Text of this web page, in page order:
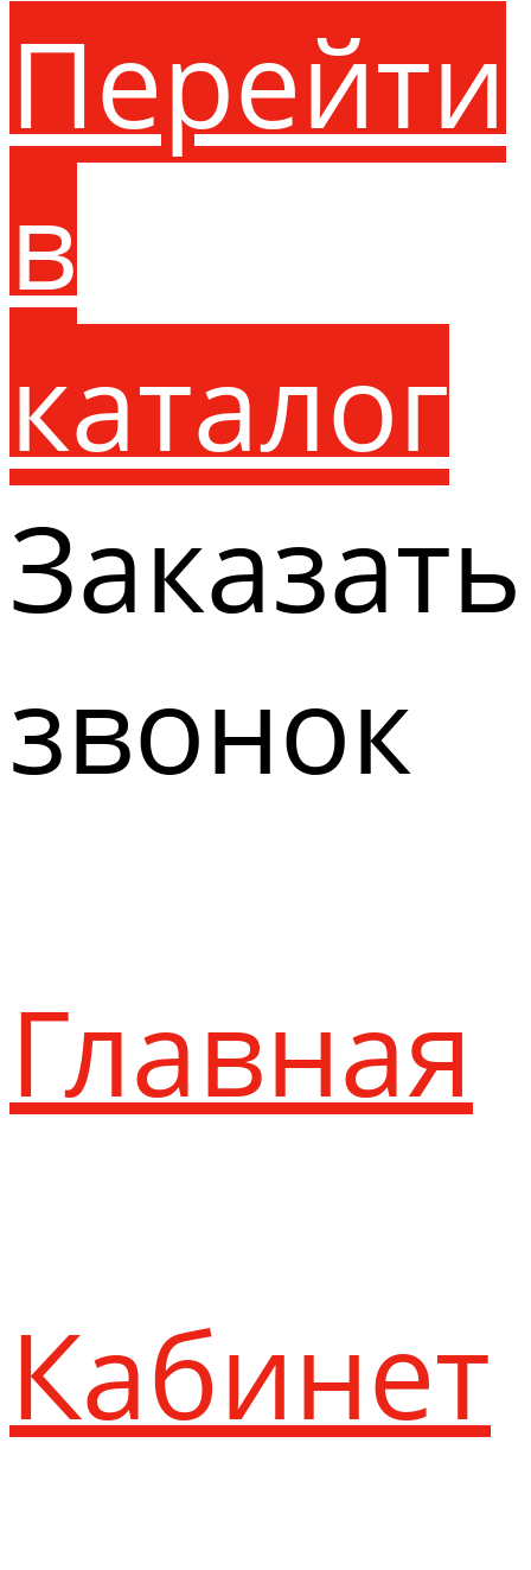
Перейти
в
каталог
Заказать
звонок
Главная
Кабинет